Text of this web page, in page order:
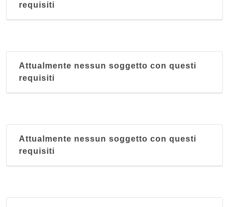
requisiti
Attualmente nessun soggetto con questi
requisiti
Attualmente nessun soggetto con questi
requisiti